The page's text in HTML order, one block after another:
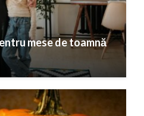
mese de toamnă